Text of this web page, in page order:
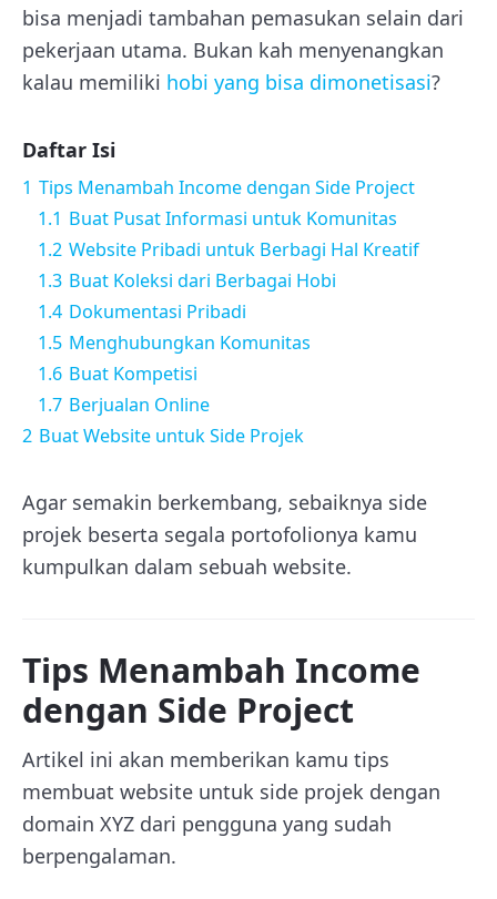
bisa menjadi tambahan pemasukan selain dari
pekerjaan utama. Bukan kah menyenangkan
kalau memiliki hobi yang bisa dimonetisasi?
Daftar Isi
1 Tips Menambah Income dengan Side Project
1.1 Buat Pusat Informasi untuk Komunitas
1.2 Website Pribadi untuk Berbagi Hal Kreatif
1.3 Buat Koleksi dari Berbagai Hobi
1.4 Dokumentasi Pribadi
1.5 Menghubungkan Komunitas
1.6 Buat Kompetisi
1.7 Berjualan Online
2 Buat Website untuk Side Projek
Agar semakin berkembang, sebaiknya side
projek beserta segala portofolionya kamu
kumpulkan dalam sebuah website.
Tips Menambah Income
dengan Side Project
Artikel ini akan memberikan kamu tips
membuat website untuk side projek dengan
domain XYZ dari pengguna yang sudah
berpengalaman.